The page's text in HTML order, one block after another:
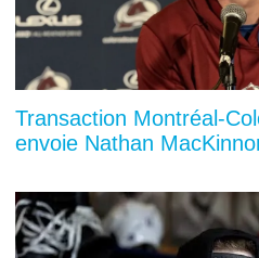
Transaction Montréal-
envoie Nathan